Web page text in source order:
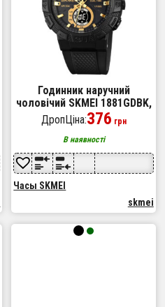
Годинник наручний
чоловічий SKMEI 1881GDBK,
фірмовий спортивний
годинник, оригінальний
чоловічий годинник
брендовий
ДропЦіна:376 грн
В наявності
Часы SKMEI
skmei